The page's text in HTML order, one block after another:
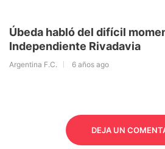
Úbeda habló del difícil
Independiente Rivadavia
Argentina F.C. 6 años ago
DEJA UN